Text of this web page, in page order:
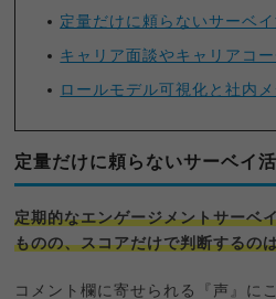
定量だけに頼らないサーベ
キャリア面談やキャリアコ
ロールモデル可視化と社内
定量だけに頼らないサーベイ
定期的なエンゲージメントサーベ
ものの、スコアだけで判断するの
コメント欄に寄せられる『声』に